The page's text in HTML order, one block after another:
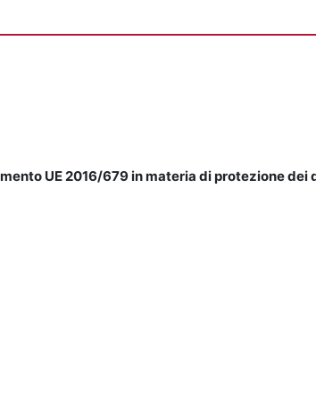
UE 2016/679 in materia di protezione dei